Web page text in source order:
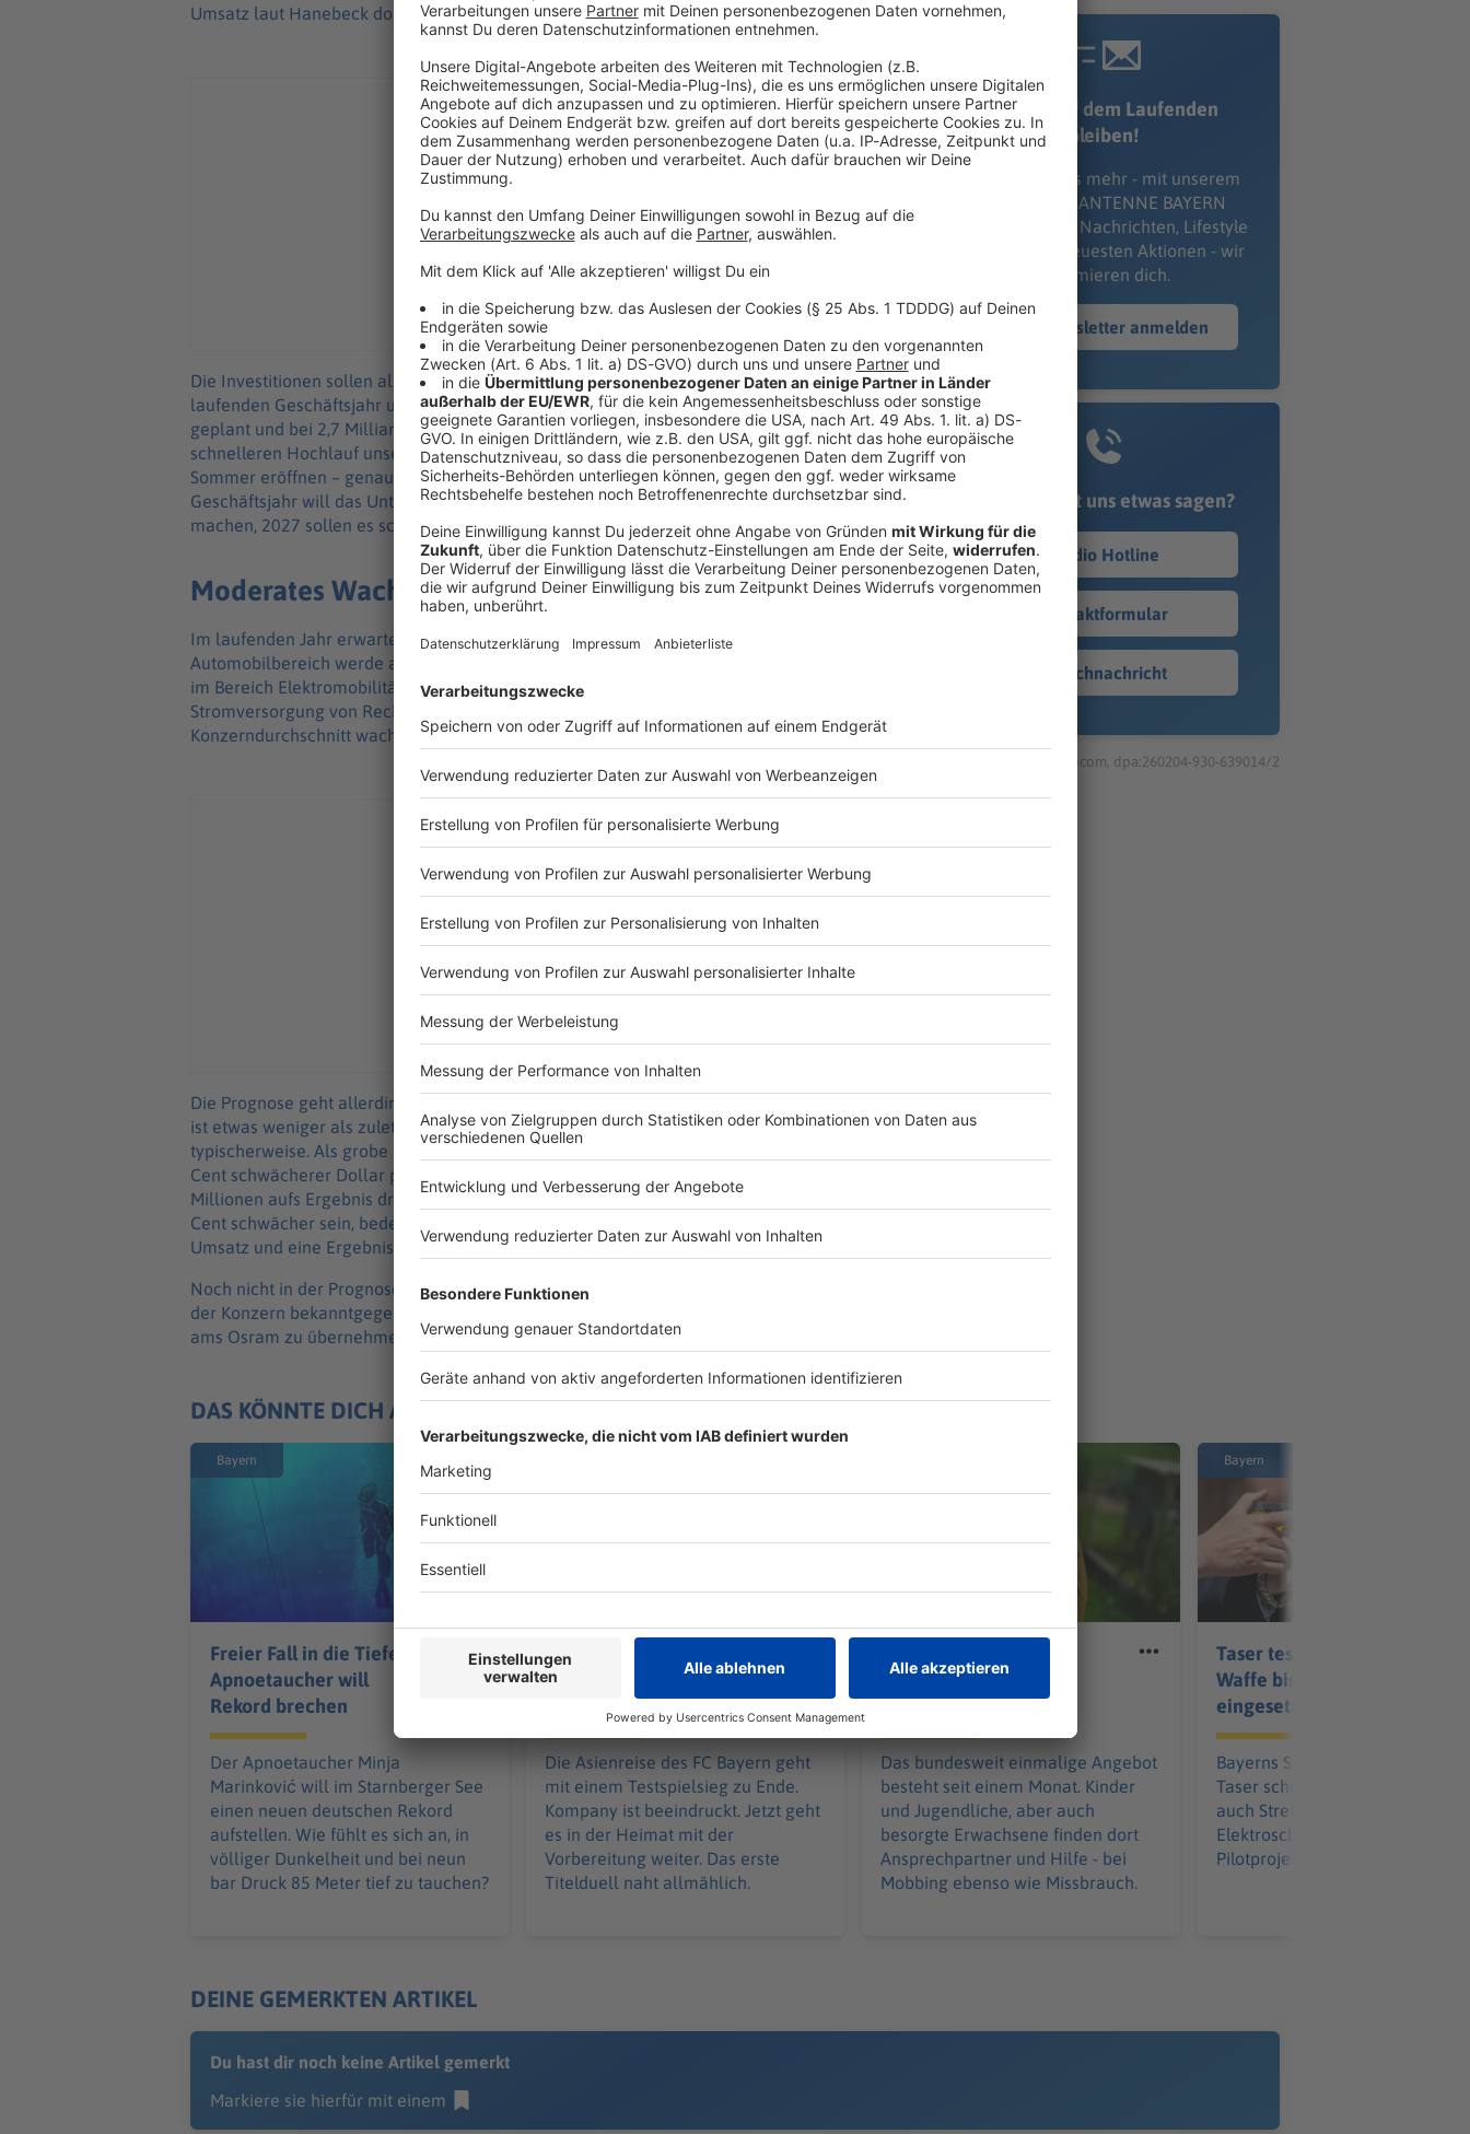
Umsatz laut Hanebeck doppelt so stark gestiegen.
Die Investitionen sollen als Reaktion auf die dynamische Nachfrage im KI-Bereich im
laufenden Geschäftsjahr um rund eine halbe Milliarde höher ausfallen als ursprünglich
geplant und bei 2,7 Milliarden Euro liegen. «Ein großer Teil davon entfällt auf einen
schnelleren Hochlauf unserer neuen Smart Power Fab in Dresden, die wir bereits im
Sommer eröffnen – genau zum richtigen Zeitpunkt!», sagte Hanebeck. Im laufenden
Geschäftsjahr will das Unternehmen mit Produkten für KI 1,5 Milliarden Euro Umsatz
machen, 2027 sollen es schon 2,5 Milliarden Euro werden.
Moderates Wachstum erwartet
Im laufenden Jahr erwartet Infineon moderat steigende Umsätze. Der wichtige
Automobilbereich werde aber schwächer zulegen. Hier bremse eine verhaltene Nachfrage
im Bereich Elektromobilität. Der Bereich Power & Sensor Systems, zu dem auch die
Stromversorgung von Rechenzentren gehört, werde dagegen deutlich schneller als der
Konzerndurchschnitt wachsen.
Die Prognose geht allerdings von einem Wechselkurs von 1,15 US-Dollar zum Euro aus. Das
ist etwas weniger als zuletzt. Ein schwächerer Dollar belastet die Geschäfte von Infineon
typischerweise. Als grobe Faustregel gilt laut Finanzchef Sven Schneider, dass ein um einen
Cent schwächerer Dollar pro Quartal rund 25 Millionen Euro Umsatz kostet und mit 10
Millionen aufs Ergebnis drückt. Sollte der Dollar also im Jahresschnitt beispielsweise fünf
Cent schwächer sein, bedeute das aufs Geschäftsjahr gerechnet rund eine halbe Milliarde
Umsatz und eine Ergebnisbelastung in einer Dimension von 200 Millionen Euro.
Noch nicht in der Prognose enthalten ist Infineons jüngster Zukauf: Am Dienstagabend hatte
der Konzern bekanntgegeben, für 570 Millionen Euro einen Teil des Sensorgeschäfts von
ams Osram zu übernehmen.
Immer auf dem Laufenden
bleiben!
Verpass' nichts mehr - mit unserem
kostenlosen ANTENNE BAYERN
Newsletter. Ob Nachrichten, Lifestyle
oder unsere neuesten Aktionen - wir
informieren dich.
Zum Newsletter anmelden
Du möchtest uns etwas sagen?
Studio Hotline
Kontaktformular
Sprachnachricht
© dpa-infocom, dpa:260204-930-639014/2
DAS KÖNNTE DICH AUCH INTERESSIEREN
Bayern
Freier Fall in die Tiefe:
Apnoetaucher will
Rekord brechen
Der Apnoetaucher Minja
Marinković will im Starnberger See
einen neuen deutschen Rekord
aufstellen. Wie fühlt es sich an, in
völliger Dunkelheit und bei neun
bar Druck 85 Meter tief zu tauchen?
Bayern blickt schon auf
Supercup - «Messer
zwischen Zähnen»
Die Asienreise des FC Bayern geht
mit einem Testspielsieg zu Ende.
Kompany ist beeindruckt. Jetzt geht
es in der Heimat mit der
Vorbereitung weiter. Das erste
Titelduell naht allmählich.
Hotline zieht positive
Zwischenbilanz
Das bundesweit einmalige Angebot
besteht seit einem Monat. Kinder
und Jugendliche, aber auch
besorgte Erwachsene finden dort
Ansprechpartner und Hilfe - bei
Mobbing ebenso wie Missbrauch.
Bayern
Taser testen auf Streife:
Waffe bisher 19-mal
eingesetzt
Bayerns Spezialeinheiten nutzen
Taser schon länger. Nun testen
auch Streifenpolizisten die
Elektroschockgeräte. So läuft
Pilotprojekt bisher.
DEINE GEMERKTEN ARTIKEL
Du hast dir noch keine Artikel gemerkt
Markiere sie hierfür mit einem